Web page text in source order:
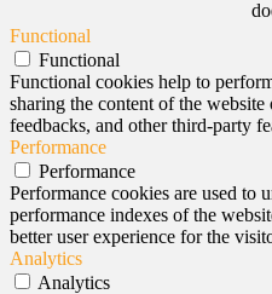
Functional
Functional
Functional cookies help to
sharing the content of the
feedbacks, and other third-party
Performance
Performance
Performance cookies are used to
performance indexes of the
better user experience for the
Analytics
Analytics